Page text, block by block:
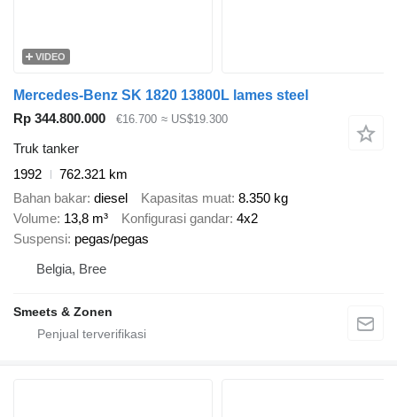
VIDEO
Mercedes-Benz SK 1820 13800L lames steel
Rp 344.800.000
€16.700 ≈ US$19.300
Truk tanker
1992
762.321 km
Bahan bakar diesel Kapasitas muat 8.350 kg
Volume 13,8 m³ Konfigurasi gandar 4x2
Suspensi pegas/pegas
Belgia, Bree
Smeets & Zonen